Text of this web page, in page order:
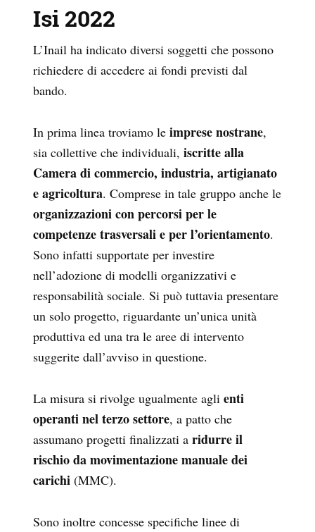
Isi 2022
L’Inail ha indicato diversi soggetti che possono
richiedere di accedere ai fondi previsti dal
bando.
In prima linea troviamo le imprese nostrane,
sia collettive che individuali, iscritte alla
Camera di commercio, industria, artigianato
e agricoltura. Comprese in tale gruppo anche le
organizzazionicon percorsi per le
competenze trasversali e per l’orientamento.
Sono infatti supportate per investire
nell’adozione di modelli organizzativi e
responsabilità sociale. Si può tuttavia presentare
un solo progetto, riguardante un’unica unità
produttiva ed una tra le aree di intervento
suggerite dall’avviso in questione.
La misura si rivolge ugualmente agli enti
operanti nel terzo settore, a patto che
assumano progetti finalizzati a ridurre il
rischio da movimentazione manuale dei
carichi (MMC).
Sono inoltre concesse specifiche linee di